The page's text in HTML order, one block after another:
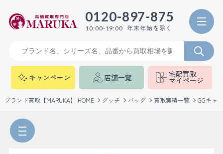
0120-897-875
10:00-19:00 年末年始を除く
キャンペーン 店舗一覧 宅配買取
マイページ
ブランド買取【MARUKA】 HOME グッチ バッグ 買取実績一覧 GGキャ